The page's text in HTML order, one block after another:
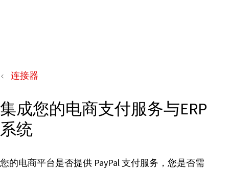
连接器
集成您的电商支付服务与ERP
系统
您的电商平台是否提供 PayPal 支付服务，您是否需